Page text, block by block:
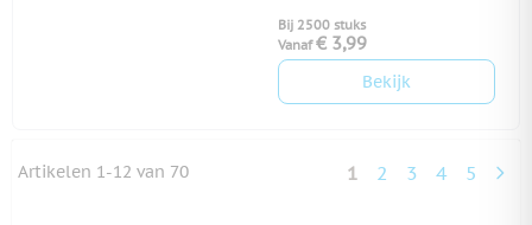
Bij 2500 stuks
Vanaf € 3,99
Bekijk
Artikelen 1-12 van 70 U lees momenteel
1 Pagina
2 Pagina
3 Pagina
4 Pagina
5